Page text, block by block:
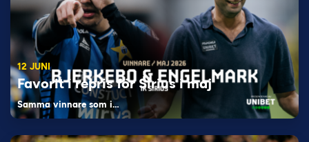
12 JUNI
Favorit i repris för Sirius i maj
Samma vinnare som i…